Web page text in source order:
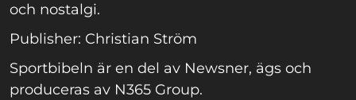
och nostalgi.
Publisher: Christian Ström
Sportbibeln är en del av Newsner, ägs och
produceras av N365 Group.